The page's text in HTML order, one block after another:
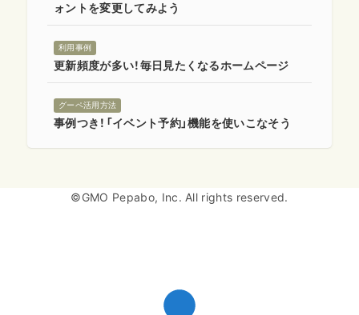
ォントを変更してみよう
利用事例
更新頻度が多い！毎日見たくなるホームページ
グーペ活用方法
事例つき！「イベント予約」機能を使いこなそう
©GMO Pepabo, Inc. All rights reserved.